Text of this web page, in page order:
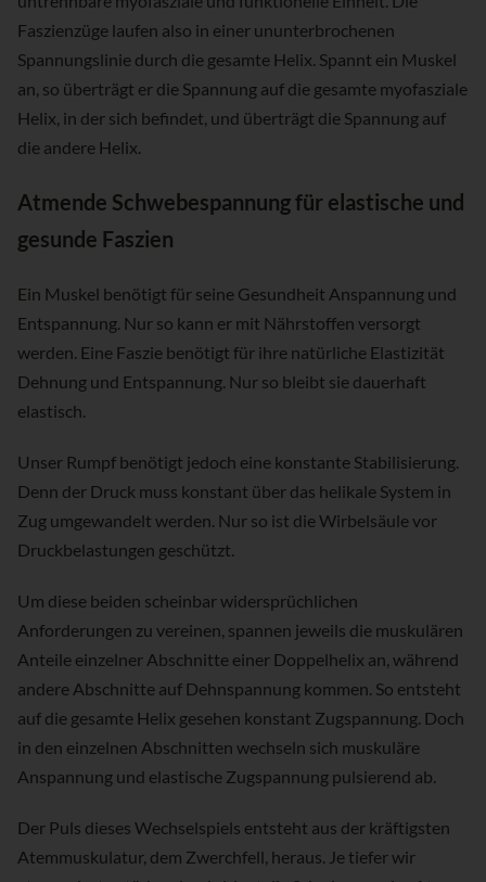
Faszienzüge laufen also in einer ununterbrochenen
Spannungslinie durch die gesamte Helix. Spannt ein Muskel
an, so überträgt er die Spannung auf die gesamte myofasziale
Helix, in der sich befindet, und überträgt die Spannung auf
die andere Helix.
Atmende Schwebespannung für elastische und
gesunde Faszien
Ein Muskel benötigt für seine Gesundheit Anspannung und
Entspannung. Nur so kann er mit Nährstoffen versorgt
werden. Eine Faszie benötigt für ihre natürliche Elastizität
Dehnung und Entspannung. Nur so bleibt sie dauerhaft
elastisch.
Unser Rumpf benötigt jedoch eine konstante Stabilisierung.
Denn der Druck muss konstant über das helikale System in
Zug umgewandelt werden. Nur so ist die Wirbelsäule vor
Druckbelastungen geschützt.
Um diese beiden scheinbar widersprüchlichen
Anforderungen zu vereinen, spannen jeweils die muskulären
Anteile einzelner Abschnitte einer Doppelhelix an, während
andere Abschnitte auf Dehnspannung kommen. So entsteht
auf die gesamte Helix gesehen konstant Zugspannung. Doch
in den einzelnen Abschnitten wechseln sich muskuläre
Anspannung und elastische Zugspannung pulsierend ab.
Der Puls dieses Wechselspiels entsteht aus der kräftigsten
Atemmuskulatur, dem Zwerchfell, heraus. Je tiefer wir